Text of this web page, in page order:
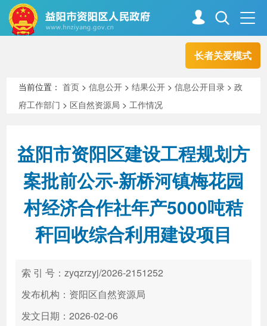
长者关爱模式
走进资阳
新闻中心 解读回应
政务服务 互动交流
当前位置：首页 >信息公开 >结果公开 >信息公开目录 >政
府工作部门 > 区自然资源局 >工作情况
益阳市资阳区建设工程规划方
案批前公示-新桥河镇梅花园
村经济合作社年产5000吨秸
秆回收综合利用建设项目
索 引 号：zyqzrzyj/2026-2151252
发布机构：资阳区自然资源局
发文日期：2026-02-06